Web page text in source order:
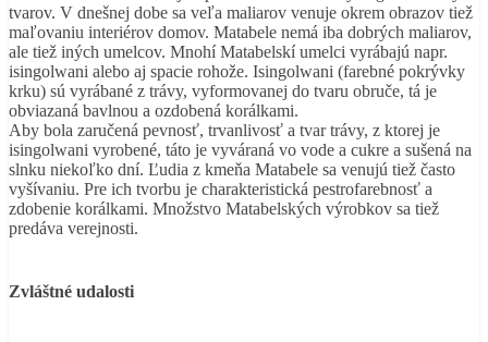
tvarov. V dnešnej dobe sa veľa maliarov venuje okrem obrazov tiež
maľovaniu interiérov domov. Matabele nemá iba dobrých maliarov,
ale tiež iných umelcov. Mnohí Matabelskí umelci vyrábajú napr.
isingolwani alebo aj spacie rohože. Isingolwani (farebné pokrývky
krku) sú vyrábané z trávy, vyformovanej do tvaru obruče, tá je
obviazaná bavlnou a ozdobená korálkami.
Aby bola zaručená pevnosť, trvanlivosť a tvar trávy, z ktorej je
isingolwani vyrobené, táto je vyváraná vo vode a cukre a sušená na
slnku niekoľko dní. Ľudia z kmeňa Matabele sa venujú tiež často
vyšívaniu. Pre ich tvorbu je charakteristická pestrofarebnosť a
zdobenie korálkami. Množstvo Matabelských výrobkov sa tiež
predáva verejnosti.
Zvláštné udalosti